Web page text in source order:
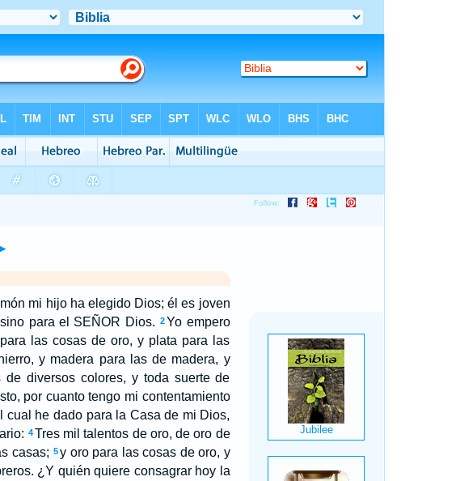
mi hijo ha elegido Dios; él es joven
para el SEÑOR Dios. 2Yo empero
las cosas de oro, y plata para las
y madera para las de madera, y
diversos colores, y toda suerte de
por cuanto tengo mi contentamiento
he dado para la Casa de mi Dios,
4Tres mil talentos de oro, de oro de
casas; 5y oro para las cosas de oro, y
¿Y quién quiere consagrar hoy la